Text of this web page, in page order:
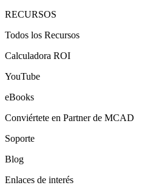
RECURSOS
Todos los Recursos
Calculadora ROI
YouTube
eBooks
Conviértete en Partner de MCAD
Soporte
Blog
Enlaces de interés